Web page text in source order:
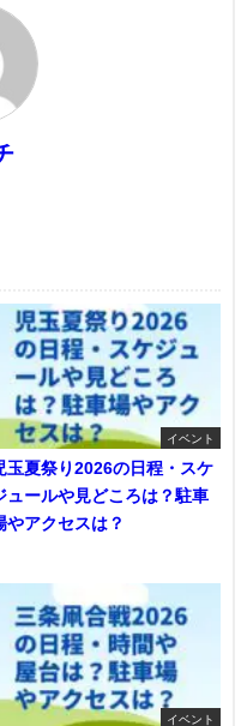
イベント
玉夏祭り2026の日程・スケ
ュールや見どころは？駐車
やアクセスは？
イベント